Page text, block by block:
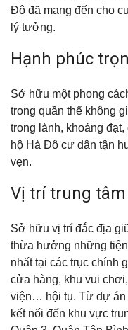
Đô đã mang đến cho
lý tưởng.
Hạnh phúc
Sở hữu một phong
trong quần thể không
trong lành, khoáng
hộ Hà Đô cư dân tận
vẹn.
Vị trí trung tâm
Sở hữu vị trí đắc địa
thừa hưởng những
nhất tại các trục chính
cửa hàng, khu vui
viện… hội tụ. Từ dự án
kết nối đến khu vực